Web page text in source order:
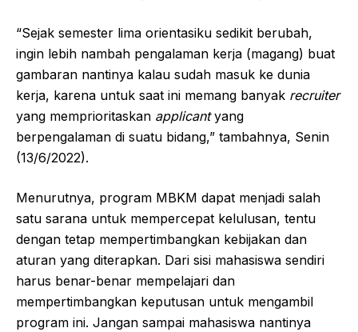
“Sejak semester lima orientasiku sedikit berubah,
ingin lebih nambah pengalaman kerja (magang) buat
gambaran nantinya kalau sudah masuk ke dunia
kerja, karena untuk saat ini memang banyak recruiter
yang memprioritaskan applicantyang
berpengalaman di suatu bidang,” tambahnya, Senin
(13/6/2022).
Menurutnya, program MBKM dapat menjadi salah
satu sarana untuk mempercepat kelulusan, tentu
dengan tetap mempertimbangkan kebijakan dan
aturan yang diterapkan. Dari sisi mahasiswa sendiri
harus benar-benar mempelajari dan
mempertimbangkan keputusan untuk mengambil
program ini. Jangan sampai mahasiswa nantinya